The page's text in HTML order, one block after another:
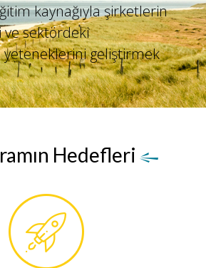
kaynağıyla şirketlerin
sektördeki
geliştirmek
Hedefleri